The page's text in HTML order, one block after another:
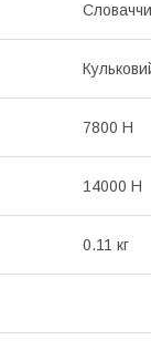
7800 Н
14000 Н
0.11 кг